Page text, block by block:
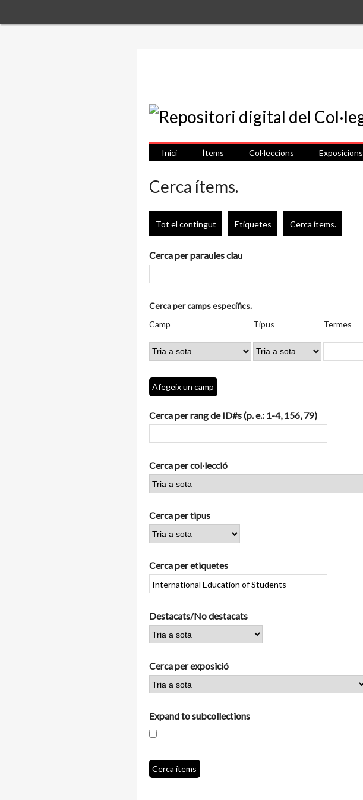
Inici Ítems Col·leccions Exposicions
Cerca ítems.
Tot el contingut Etiquetes Cerca ítems.
Cerca per paraules clau
Nombre
files
a
"Cerca
camps
específics.":
Cerca per camps específics.
de
cerca
de
cerca
de
cerca
Joiner
Camp Tipus Termes
Afegeix un camp
Cerca per rang de ID#s (p. e.: 1-4, 156, 79)
Cerca per col·lecció
Cerca per tipus
Cerca per etiquetes
Destacats/No destacats
Cerca per exposició
Expand to subcollections